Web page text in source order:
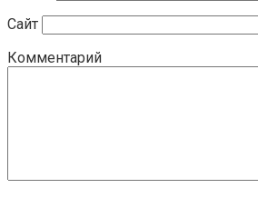
Сайт
Комментарий